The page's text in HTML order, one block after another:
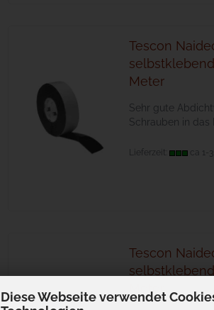
Diese Webseite verwendet
Tescon
Meter
Sehr gute
Schrauben in das
Lieferzeit: ca 1-3
Tescon
Meter